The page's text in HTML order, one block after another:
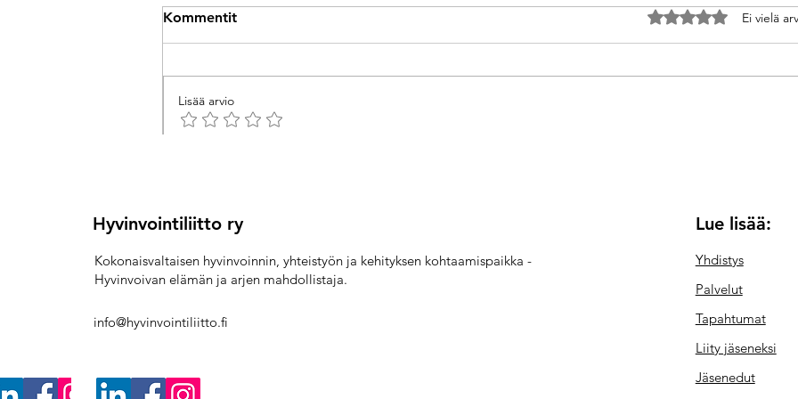
Kommentit Arvostelun Ei vielä
Lisää arvio
Hyvinvointiliitto ry
Kokonaisvaltaisen hyvinvoinnin, yhteistyön ja kehityksen kohtaamispaikka -
Hyvinvoivan elämän ja arjen mahdollistaja.
info@hyvinvointiliitto.fi
Lue lisää:
Yhdistys
Palvelut
Tapahtumat
Liity jäseneksi
Jäsenedut